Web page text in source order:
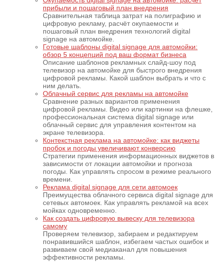
прибыли и пошаговый план внедрения
Сравнительная таблица затрат на полиграфию и
цифровую рекламу, расчёт окупаемости и
пошаговый план внедрения технологий digital
signage на автомойке.
Готовые шаблоны digital signage для автомойки:
обзор 5 концепций под ваш формат бизнеса
Описание шаблонов рекламных слайд-шоу под
телевизор на автомойке для быстрого внедрения
цифровой рекламы. Какой шаблон выбрать и что с
ним делать.
Облачный сервис для рекламы на автомойке
Сравнение разных вариантов применения
цифровой рекламы. Видео или картинки на флешке,
профессиональная система digital signage или
облачный сервис для управления контентом на
экране телевизора.
Контекстная реклама на автомойке: как виджеты
пробок и погоды увеличивают конверсию
Стратегии применения информационных виджетов в
зависимости от локации автомойки и прогноза
погоды. Как управлять спросом в режиме реального
времени.
Реклама digital signage для сети автомоек
Преимущества облачного сервиса digital signage для
сетевых автомоек. Как управлять рекламой на всех
мойках одновременно.
Как создать цифровую вывеску для телевизора
самому
Проверяем телевизор, забираем и редактируем
понравившийся шаблон, избегаем частых ошибок и
развиваем свой медиаканал для повышения
эффективности рекламы.